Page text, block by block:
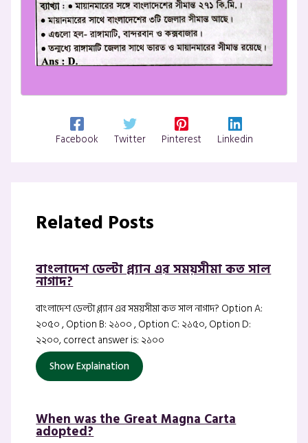
Facebook Twitter Pinterest Linkedin
Related Posts
বাংলাদেশ ডেল্টা প্ল্যান এর সময়সীমা কত সাল
নাগাদ?
বাংলাদেশ ডেল্টা প্ল্যান এর সময়সীমা কত সাল নাগাদ? Option A:
২০৫০ , Option B: ২১০০ , Option C: ২১৫০, Option D:
২২০০, correct answer is: ২১০০
Show Explaination
When was the Great Magna Carta
adopted?